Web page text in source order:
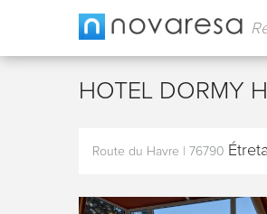
HOTEL DORMY
Route du Havre 76790